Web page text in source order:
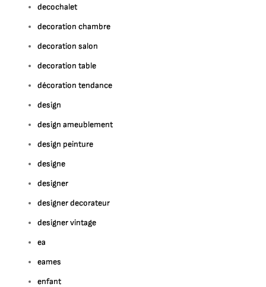
decochalet
decoration chambre
decoration salon
decoration table
décoration tendance
design
design ameublement
design peinture
designe
designer
designer decorateur
designer vintage
ea
eames
enfant